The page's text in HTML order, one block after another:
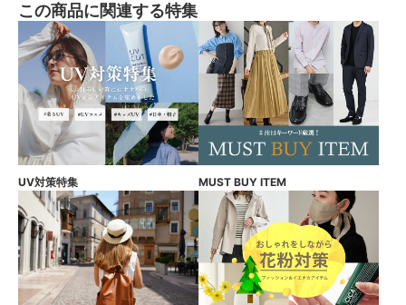
この商品に関連する特集
UV対策特集 MUST BUY ITEM